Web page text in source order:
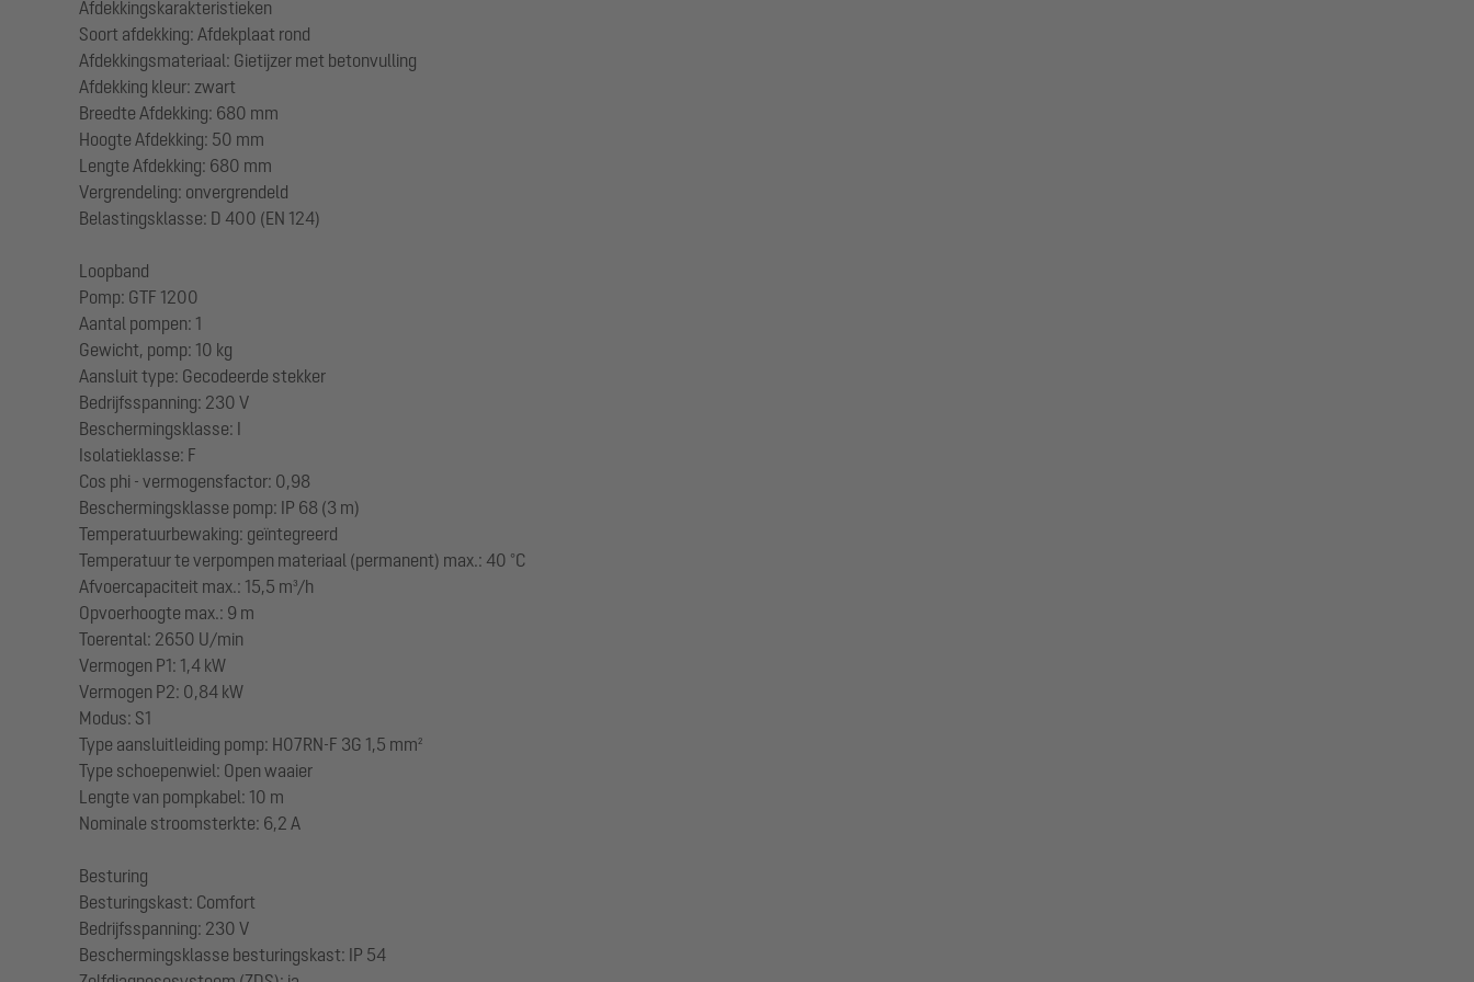
Afdekkingskarakteristieken
Soort afdekking: Afdekplaat rond
Afdekkingsmateriaal: Gietijzer met betonvulling
Afdekking kleur: zwart
Breedte Afdekking: 680 mm
Hoogte Afdekking: 50 mm
Lengte Afdekking: 680 mm
Vergrendeling: onvergrendeld
Belastingsklasse: D 400 (EN 124)
Loopband
Pomp: GTF 1200
Aantal pompen: 1
Gewicht, pomp: 10 kg
Aansluit type: Gecodeerde stekker
Bedrijfsspanning: 230 V
Beschermingsklasse: I
Isolatieklasse: F
Cos phi - vermogensfactor: 0,98
Beschermingsklasse pomp: IP 68 (3 m)
Temperatuurbewaking: geïntegreerd
Temperatuur te verpompen materiaal (permanent) max.: 40 °C
Afvoercapaciteit max.: 15,5 m³/h
Opvoerhoogte max.: 9 m
Toerental: 2650 U/min
Vermogen P1: 1,4 kW
Vermogen P2: 0,84 kW
Modus: S1
Type aansluitleiding pomp: H07RN-F 3G 1,5 mm²
Type schoepenwiel: Open waaier
Lengte van pompkabel: 10 m
Nominale stroomsterkte: 6,2 A
Besturing
Besturingskast: Comfort
Bedrijfsspanning: 230 V
Beschermingsklasse besturingskast: IP 54